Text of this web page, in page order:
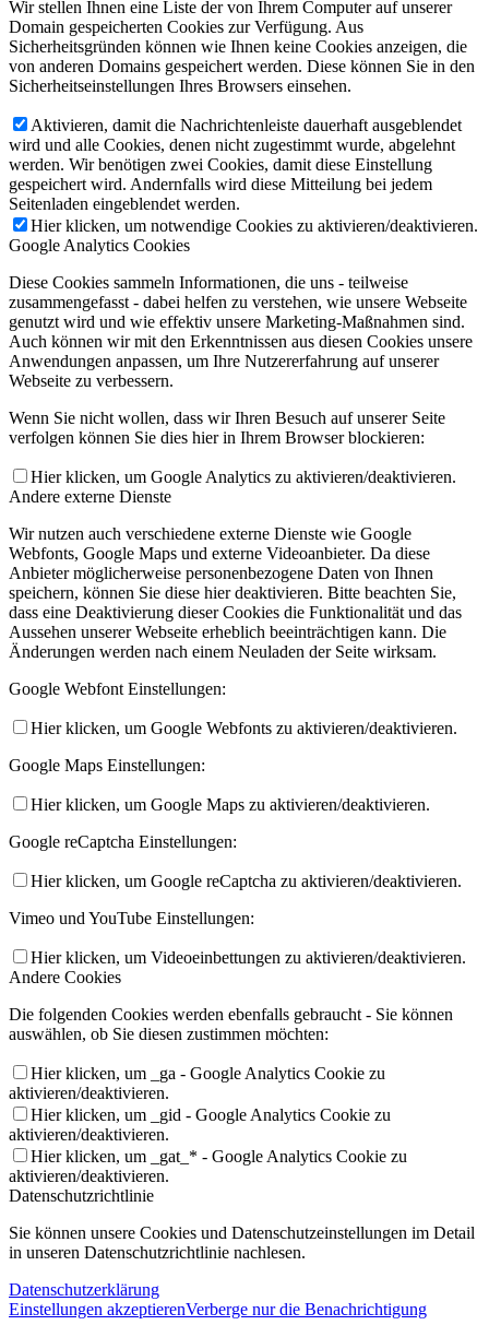
Wir stellen Ihnen eine Liste der von Ihrem Computer auf unserer
Domain gespeicherten Cookies zur Verfügung. Aus
Sicherheitsgründen können wie Ihnen keine Cookies anzeigen, die
von anderen Domains gespeichert werden. Diese können Sie in den
Sicherheitseinstellungen Ihres Browsers einsehen.
Aktivieren, damit die Nachrichtenleiste dauerhaft ausgeblendet
wird und alle Cookies, denen nicht zugestimmt wurde, abgelehnt
werden. Wir benötigen zwei Cookies, damit diese Einstellung
gespeichert wird. Andernfalls wird diese Mitteilung bei jedem
Seitenladen eingeblendet werden.
Hier klicken, um notwendige Cookies zu aktivieren/deaktivieren.
Google Analytics Cookies
Diese Cookies sammeln Informationen, die uns - teilweise
zusammengefasst - dabei helfen zu verstehen, wie unsere Webseite
genutzt wird und wie effektiv unsere Marketing-Maßnahmen sind.
Auch können wir mit den Erkenntnissen aus diesen Cookies unsere
Anwendungen anpassen, um Ihre Nutzererfahrung auf unserer
Webseite zu verbessern.
Wenn Sie nicht wollen, dass wir Ihren Besuch auf unserer Seite
verfolgen können Sie dies hier in Ihrem Browser blockieren:
Hier klicken, um Google Analytics zu aktivieren/deaktivieren.
Andere externe Dienste
Wir nutzen auch verschiedene externe Dienste wie Google
Webfonts, Google Maps und externe Videoanbieter. Da diese
Anbieter möglicherweise personenbezogene Daten von Ihnen
speichern, können Sie diese hier deaktivieren. Bitte beachten Sie,
dass eine Deaktivierung dieser Cookies die Funktionalität und das
Aussehen unserer Webseite erheblich beeinträchtigen kann. Die
Änderungen werden nach einem Neuladen der Seite wirksam.
Google Webfont Einstellungen:
Hier klicken, um Google Webfonts zu aktivieren/deaktivieren.
Google Maps Einstellungen:
Hier klicken, um Google Maps zu aktivieren/deaktivieren.
Google reCaptcha Einstellungen:
Hier klicken, um Google reCaptcha zu aktivieren/deaktivieren.
Vimeo und YouTube Einstellungen:
Hier klicken, um Videoeinbettungen zu aktivieren/deaktivieren.
Andere Cookies
Die folgenden Cookies werden ebenfalls gebraucht - Sie können
auswählen, ob Sie diesen zustimmen möchten:
Hier klicken, um _ga - Google Analytics Cookie zu
aktivieren/deaktivieren.
Hier klicken, um _gid - Google Analytics Cookie zu
aktivieren/deaktivieren.
Hier klicken, um _gat_* - Google Analytics Cookie zu
aktivieren/deaktivieren.
Datenschutzrichtlinie
Sie können unsere Cookies und Datenschutzeinstellungen im Detail
in unseren Datenschutzrichtlinie nachlesen.
Datenschutzerklärung
Einstellungen akzeptierenVerberge nur die Benachrichtigung